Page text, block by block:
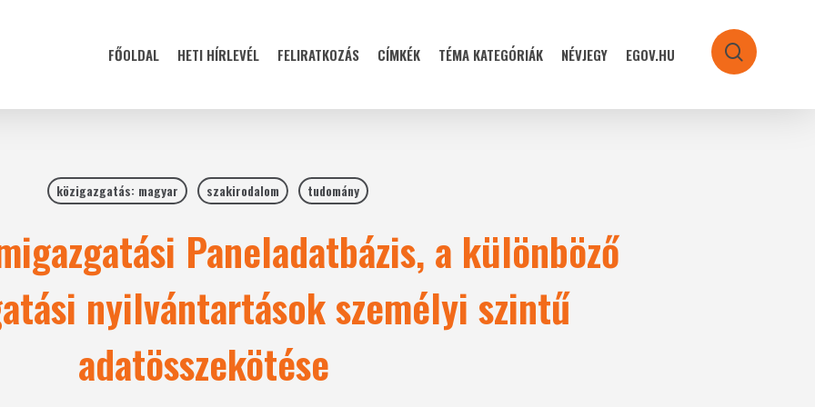
FŐOLDAL HETI HÍRLEVÉL FELIRATKOZÁS CÍMKÉK TÉMA KATEGÓRIÁK NÉVJEGY EGOV.HU search
közigazgatás: magyar szakirodalom tudomány
Paneladatbázis, a különböző
nyilvántartások személyi szintű
adatösszekötése